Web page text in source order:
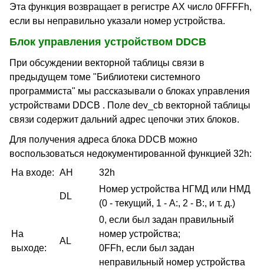
Эта функция возвращает в регистре AX число 0FFFFh,
если вы неправильно указали номер устройства.
Блок управления устройством DDCB
При обсуждении векторной таблицы связи в
предыдущем томе "Библиотеки системного
программиста" мы рассказывали о блоках управления
устройствами DDCB . Поле dev_cb векторной таблицы
связи содержит дальний адрес цепочки этих блоков.
Для получения адреса блока DDCB можно
воспользоваться недокументированной функцией 32h:
На входе: AH 32h
DL
Номер устройства НГМД или НМД
(0 - текущий, 1 - А:, 2 - В:, и т. д.)
На
выходе:
AL
0, если был задан правильный
номер устройства;
0FFh, если был задан
неправильный номер устройства